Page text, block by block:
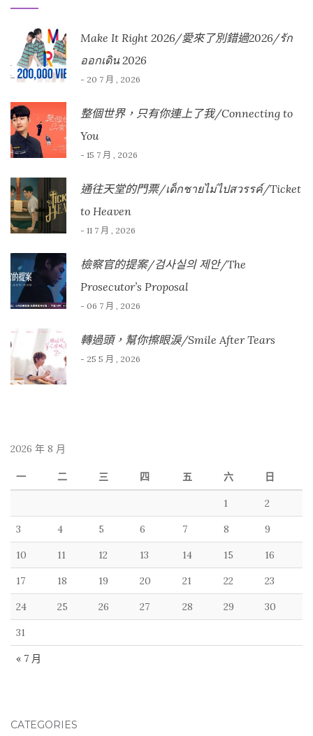
Make It Right 2026/愛來了別錯過2026/รัก
ออกเดิน 2026
- 20 7 月 , 2026
整個世界，只有你連上了我/Connecting to
You
- 15 7 月 , 2026
通往天堂的門票/เด็กชายไม่ไปสวรรค์/Ticket
to Heaven
- 11 7 月 , 2026
檢察官的提案/검사실의 제안/The
Prosecutor’s Proposal
- 06 7 月 , 2026
轉過頭，幫你擦眼淚/Smile After Tears
- 25 5 月 , 2026
2026 年 8 月
一 二 三 四 五 六 日
« 7 月
1 2
3 4 5 6 7 8 9
10 11 12 13 14 15 16
17 18 19 20 21 22 23
24 25 26 27 28 29 30
31
CATEGORIES